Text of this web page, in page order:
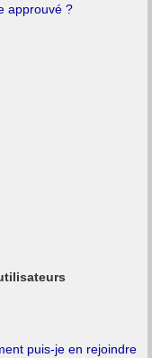
approuvé ?
puis-je en rejoindre